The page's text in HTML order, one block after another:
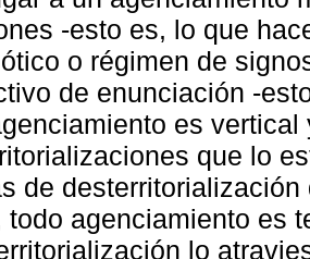
-esto es, lo que
o régimen de
de enunciación -
es
que lo
de
todo agenciamiento es
lo